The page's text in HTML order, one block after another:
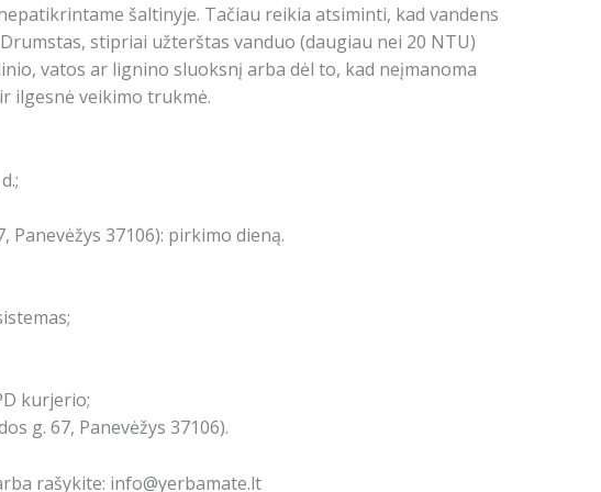
šaltinyje. Tačiau reikia atsiminti, kad vandens
stipriai užterštas vanduo (daugiau nei 20 NTU)
vatos ar lignino sluoksnį arba dėl to, kad neįmanoma
ilgesnė veikimo trukmė.
Panevėžys 37106): pirkimo dieną.
kurjerio;
g. 67, Panevėžys 37106).
rašykite: info@yerbamate.lt